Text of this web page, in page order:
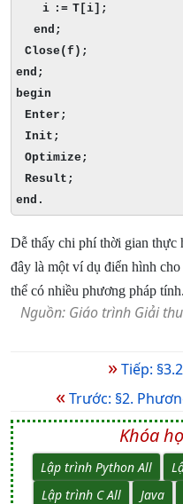
i := T[i];
end;
Close(f);
end;
begin
Enter;
Init;
Optimize;
Result;
end.
Dễ thấy chi phí thời gian thực
đây là một ví dụ điển hình
thể có nhiều phương pháp tính.
Nguồn: Giáo trình Giải
»Tiếp:
«Trước: §2.
Khóa
Lập trình Python All
Lập trình C All
Java